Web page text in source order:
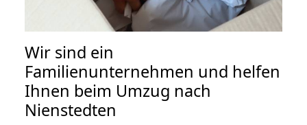
Wir sind ein
Familienunternehmen und helfen
Ihnen beim Umzug nach
Nienstedten